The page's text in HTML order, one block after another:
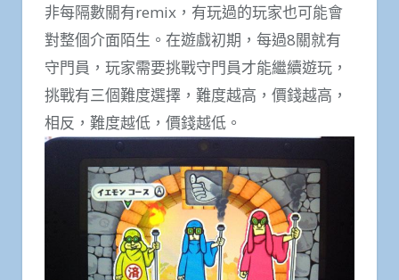
非每隔數關有remix，有玩過的玩家也可能會
對整個介面陌生。在遊戲初期，每過8關就有
守門員，玩家需要挑戰守門員才能繼續遊玩，
挑戰有三個難度選擇，難度越高，價錢越高，
相反，難度越低，價錢越低。